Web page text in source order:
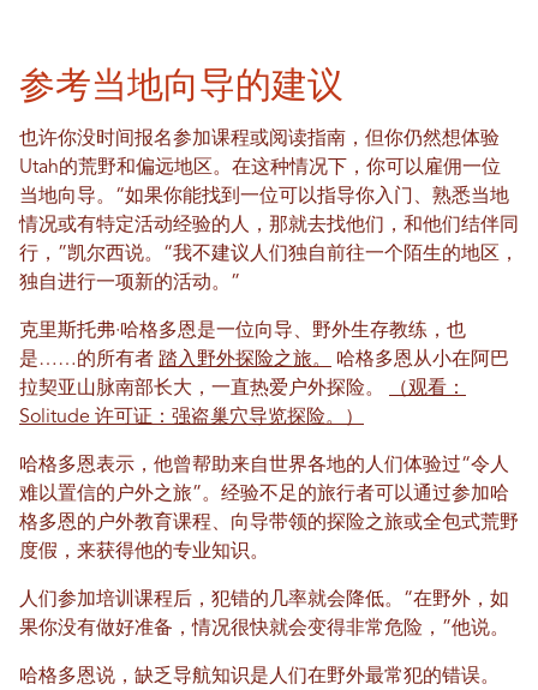
参考当地向导的建议
也许你没时间报名参加课程或阅读指南，但你仍然想体验
Utah的荒野和偏远地区。在这种情况下，你可以雇佣一位
当地向导。“如果你能找到一位可以指导你入门、熟悉当地
情况或有特定活动经验的人，那就去找他们，和他们结伴同
行，”凯尔西说。“我不建议人们独自前往一个陌生的地区，
独自进行一项新的活动。”
克里斯托弗·哈格多恩是一位向导、野外生存教练，也
是……的所有者 踏入野外探险之旅。
哈格多恩从小在阿巴
拉契亚山脉南部长大，一直热爱户外探险。
（观看：
Solitude 许可证：强盗巢穴导览探险。）
哈格多恩表示，他曾帮助来自世界各地的人们体验过“令人
难以置信的户外之旅”。经验不足的旅行者可以通过参加哈
格多恩的户外教育课程、向导带领的探险之旅或全包式荒野
度假，来获得他的专业知识。
人们参加培训课程后，犯错的几率就会降低。“在野外，如
果你没有做好准备，情况很快就会变得非常危险，”他说。
哈格多恩说，缺乏导航知识是人们在野外最常犯的错误。